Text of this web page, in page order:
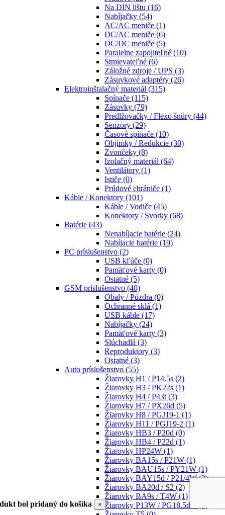
Na DIN lištu (16)
Nabíjačky (54)
AC/AC meniče (1)
DC/AC meniče (6)
DC/DC meniče (5)
Paralelne zapojiteľné (10)
Stmievateľné (6)
Záložné zdroje / UPS (3)
Zásuvkové adaptéry (26)
Elektroinštalačný materiál (315)
Spínače (115)
Zásuvky (79)
Predlžovačky / Flexo šnúry (44)
Senzory (29)
Časové spínače (10)
Objímky / Redukcie (30)
Zvončeky (8)
Izolačný materiál (64)
Ventilátory (1)
Ističe (0)
Prúdové chrániče (1)
Káble / Konektory (101)
Káble / Vodiče (45)
Konektory / Svorky (68)
Batérie (43)
Nenabíjacie batérie (24)
Nabíjacie batérie (19)
PC príslušenstvo (2)
USB kľúče (0)
Pamäťové karty (0)
Ostatné (5)
GSM príslušenstvo (40)
Obaly / Púzdra (0)
Ochranné sklá (1)
USB káble (17)
Nabíjačky (24)
Pamäťové karty (3)
Slúchadlá (3)
Reproduktory (3)
Ostatné (3)
Auto príslušenstvo (55)
Žiarovky H1 / P14.5s (2)
Žiarovky H3 / PK22s (1)
Žiarovky H4 / P43t (3)
Žiarovky H7 / PX26d (5)
Žiarovky H8 / PGJ19-1 (1)
Žiarovky H11 / PGJ19-2 (1)
Žiarovky HB3 / P20d (0)
Žiarovky HB4 / P22d (1)
Žiarovky HP24W (1)
Žiarovky BA15s / P21W (1)
Žiarovky BAU15s / PY21W (1)
Žiarovky BAY15d / P21/4W(3)
Žiarovky BA20d / S2 (2)
Žiarovky BA9s / T4W (1)
Žiarovky P13W / PG18.5d-1
bol pridaný do košíka ×